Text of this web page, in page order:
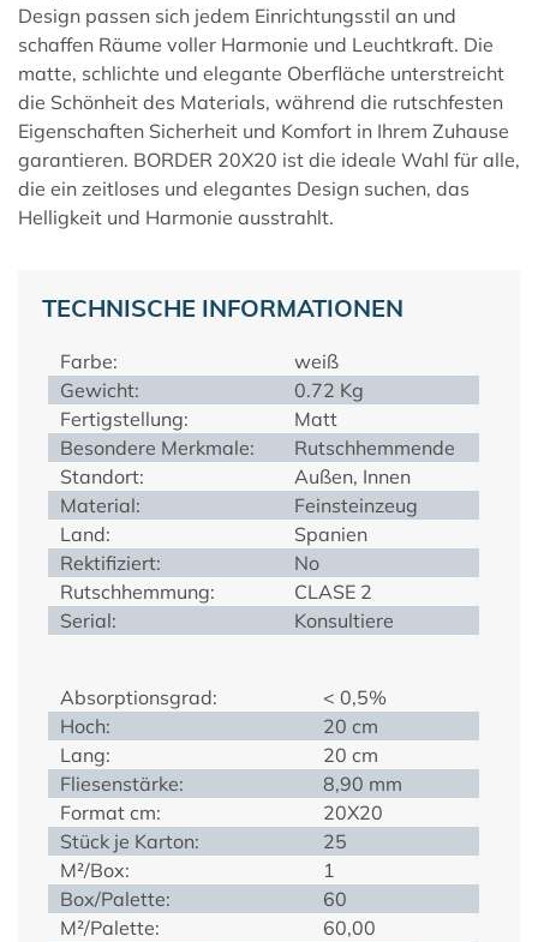
Design passen sich jedem Einrichtungsstil an und
schaffen Räume voller Harmonie und Leuchtkraft. Die
matte, schlichte und elegante Oberfläche unterstreicht
die Schönheit des Materials, während die rutschfesten
Eigenschaften Sicherheit und Komfort in Ihrem Zuhause
garantieren. BORDER 20X20 ist die ideale Wahl für alle,
die ein zeitloses und elegantes Design suchen, das
Helligkeit und Harmonie ausstrahlt.
TECHNISCHE INFORMATIONEN
Farbe:
weiß
Gewicht:
0.72 Kg
Fertigstellung:
Matt
Besondere Merkmale:
Rutschhemmende
Standort:
Außen, Innen
Material:
Feinsteinzeug
Land:
Spanien
Rektifiziert:
No
Rutschhemmung:
CLASE 2
Serial:
Konsultiere
Absorptionsgrad:
< 0,5%
Hoch:
20 cm
Lang:
20 cm
Fliesenstärke:
8,90 mm
Format cm:
20X20
Stück je Karton:
25
M²/Box:
1
Box/Palette:
60
M²/Palette:
60,00